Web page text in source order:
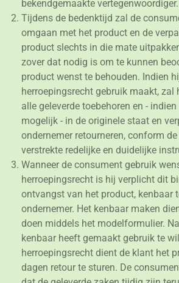
bekendgemaakte vertegenwoordiger.
Tijdens de bedenktijd zal de
omgaan met het product en de
product slechts in die mate
zover dat nodig is om te kunnen
product wenst te behouden. Indien
herroepingsrecht gebruik maakt, zal
alle geleverde toebehoren en -
mogelijk - in de originele staat en
ondernemer retourneren, conform
verstrekte redelijke en duidelijke
Wanneer de consument gebruik
herroepingsrecht is hij verplicht dit
ontvangst van het product, kenbaar
ondernemer. Het kenbaar maken
doen middels het modelformulier.
kenbaar heeft gemaakt gebruik te
herroepingsrecht dient de klant het
dagen retour te sturen. De